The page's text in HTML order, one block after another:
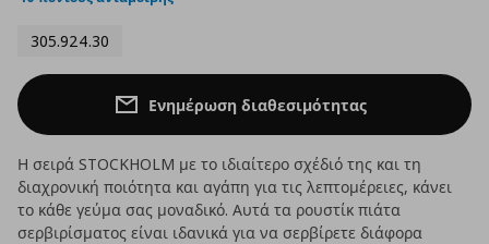
305.924.30
Ενημέρωση διαθεσιμότητας
Η σειρά STOCKHOLM με το ιδιαίτερο σχέδιό της και τη
διαχρονική ποιότητα και αγάπη για τις λεπτομέρειες, κάνει
το κάθε γεύμα σας μοναδικό. Αυτά τα ρουστίκ πιάτα
σερβιρίσματος είναι ιδανικά για να σερβίρετε διάφορα